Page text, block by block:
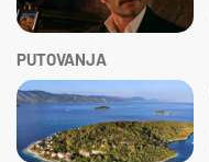
PUTOVANJA